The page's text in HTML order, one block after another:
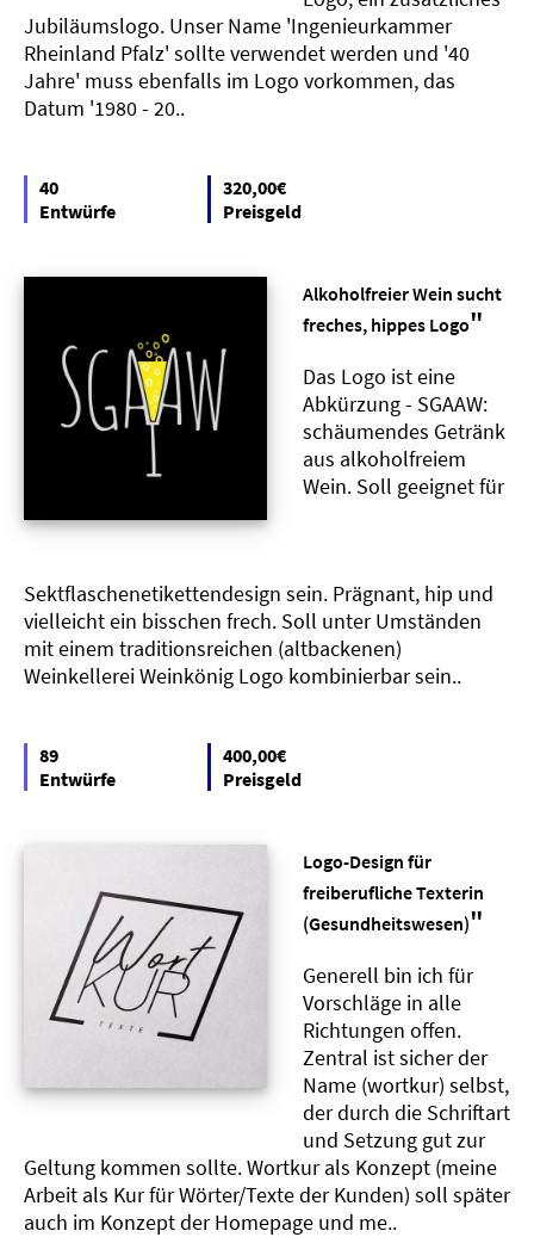
Jubiläumslogo. Unser Name 'Ingenieurkammer
Rheinland Pfalz' sollte verwendet werden und '40
Jahre' muss ebenfalls im Logo vorkommen, das
Datum '1980 - 20..
40
Entwürfe
320,00€
Preisgeld
Alkoholfreier Wein sucht
freches, hippes Logo"
Das Logo ist eine
Abkürzung - SGAAW:
schäumendes Getränk
aus alkoholfreiem
Wein. Soll geeignet für
Sektflaschenetikettendesign sein. Prägnant, hip und
vielleicht ein bisschen frech. Soll unter Umständen
mit einem traditionsreichen (altbackenen)
Weinkellerei Weinkönig Logo kombinierbar sein..
89
Entwürfe
400,00€
Preisgeld
Logo-Design für
freiberufliche Texterin
(Gesundheitswesen)"
Generell bin ich für
Vorschläge in alle
Richtungen offen.
Zentral ist sicher der
Name (wortkur) selbst,
der durch die Schriftart
und Setzung gut zur
Geltung kommen sollte. Wortkur als Konzept (meine
Arbeit als Kur für Wörter/Texte der Kunden) soll später
auch im Konzept der Homepage und me..